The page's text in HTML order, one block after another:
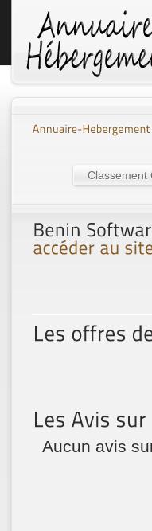
Classement
Aucun avis